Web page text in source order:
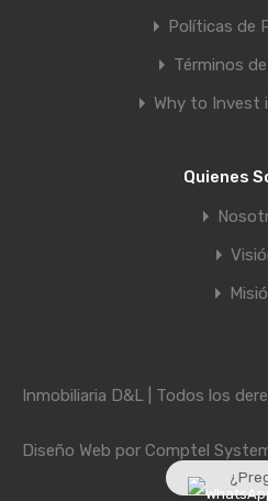
Políticas de
Términos
Why to Invest
Quienes
Inmobiliaria D&L | Todos los
Diseño Web por Comptel